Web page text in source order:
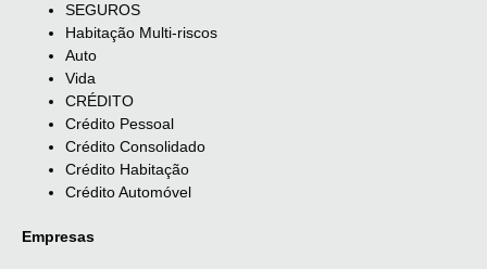
SEGUROS
Habitação Multi-riscos
Auto
Vida
CRÉDITO
Crédito Pessoal
Crédito Consolidado
Crédito Habitação
Crédito Automóvel
Empresas